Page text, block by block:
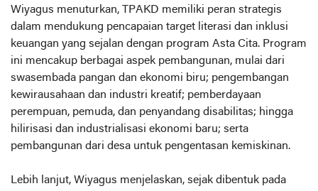
Wiyagus menuturkan, TPAKD memiliki peran strategis
dalam mendukung pencapaian target literasi dan inklusi
keuangan yang sejalan dengan program Asta Cita. Program
ini mencakup berbagai aspek pembangunan, mulai dari
swasembada pangan dan ekonomi biru; pengembangan
kewirausahaan dan industri kreatif; pemberdayaan
perempuan, pemuda, dan penyandang disabilitas; hingga
hilirisasi dan industrialisasi ekonomi baru; serta
pembangunan dari desa untuk pengentasan kemiskinan.
Lebih lanjut, Wiyagus menjelaskan, sejak dibentuk pada